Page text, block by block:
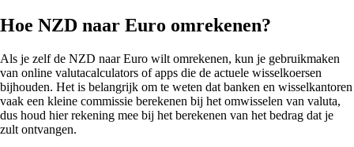
Hoe NZD naar Euro omrekenen?
Als je zelf de NZD naar Euro wilt omrekenen, kun je gebruikmaken
van online valutacalculators of apps die de actuele wisselkoersen
bijhouden. Het is belangrijk om te weten dat banken en wisselkantoren
vaak een kleine commissie berekenen bij het omwisselen van valuta,
dus houd hier rekening mee bij het berekenen van het bedrag dat je
zult ontvangen.